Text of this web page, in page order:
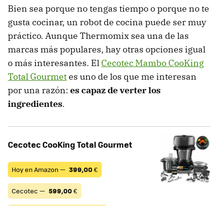
Bien sea porque no tengas tiempo o porque no te
gusta cocinar, un robot de cocina puede ser muy
práctico. Aunque Thermomix sea una de las
marcas más populares, hay otras opciones igual
o más interesantes. El Cecotec Mambo CooKing
Total Gourmetes uno de los que me interesan
por una razón: es capaz de verter los
ingredientes.
Cecotec CooKing Total Gourmet
Hoy en Amazon — 399,00€
Cecotec — 599,00€